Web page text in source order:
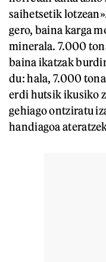
saihetsetik
gero, baina karga
minerala. 7.000
baina ikatzak
du: hala, 7.000
erdi hutsik ikusiko
gehiago ontziratu
handiagoa